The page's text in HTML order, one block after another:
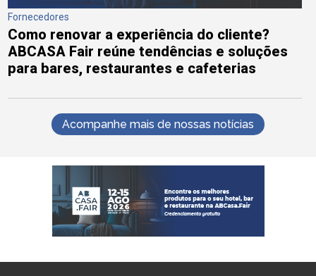
Fornecedores
Como renovar a experiência do cliente?
ABCASA Fair reúne tendências e soluções
para bares, restaurantes e cafeterias
Acompanhe mais de nossas notícias